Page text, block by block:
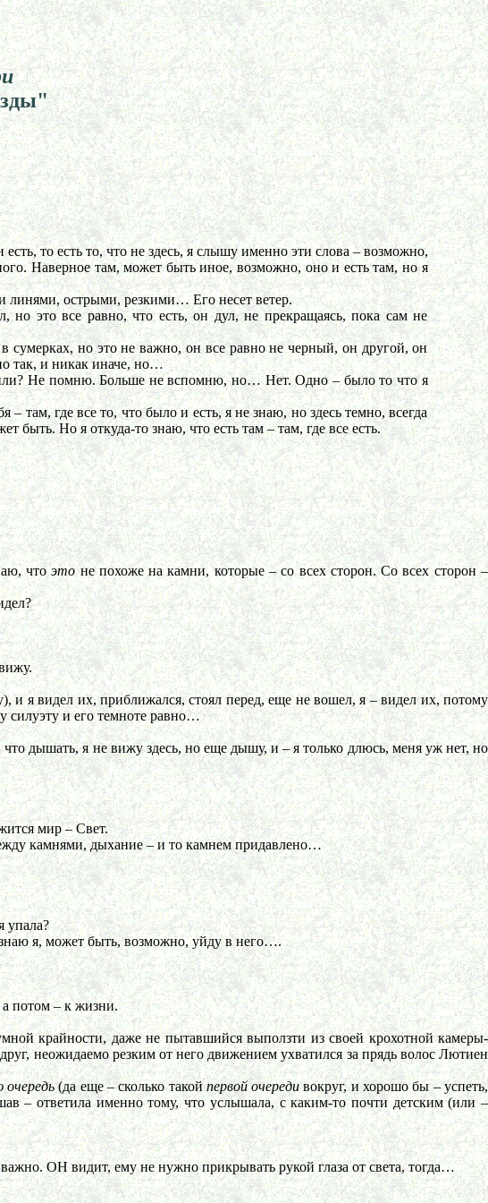
то есть то, что не здесь, я слышу именно эти слова – возможно,
Наверное там, может быть иное, возможно, оно и есть там, но я
острыми, резкими… Его несет ветер.
это все равно, что есть, он дул, не прекращаясь, пока сам не
но это не важно, он все равно не черный, он другой, он
так, и никак иначе, но…
Не помню. Больше не вспомню, но… Нет. Одно – было то что я
где все то, что было и есть, я не знаю, но здесь темно, всегда
Но я откуда-то знаю, что есть там – там, где все есть.
чтоэтоне похоже на камни, которые – со всех сторон. Со всех сторон –
я видел их, приближался, стоял перед, еще не вошел, я – видел их, потому
силуэту и его темноте равно…
дышать, я не вижу здесь, но еще дышу, и – я только длюсь, меня уж нет, но
мир – Свет.
камнями, дыхание – и то камнем придавлено…
упала?
я, может быть, возможно, уйду в него….
потом – к жизни.
крайности, даже не пытавшийся выползти из своей крохотной камеры-
неожидаемо резким от него движением ухватился за прядь волос Лютиен
очередь(да еще – сколько такойпервой очередивокруг, и хорошо бы – успеть,
– ответила именно тому, что услышала, с каким-то почти детским (или –
ОН видит, ему не нужно прикрывать рукой глаза от света, тогда…